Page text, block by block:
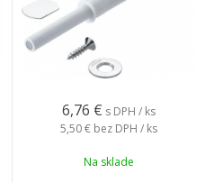
6,76 € s DPH / ks
5,50 € bez DPH / ks
Na sklade